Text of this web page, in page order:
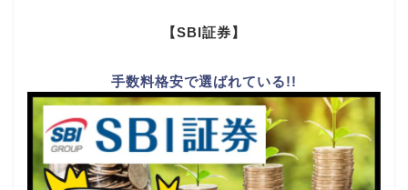
【SBI証券】
手数料格安で選ばれている!!